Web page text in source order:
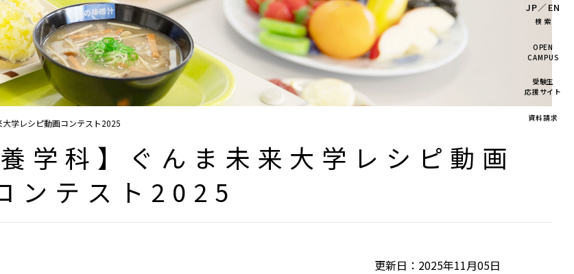
学レシピ動画コンテスト2025
学科】ぐんま未来大学レシピ動画
ンテスト2025
更新日：2025年11月05日
JP／EN
検 索
OPEN
CAMPUS
受験生
応援サイト
資料請求